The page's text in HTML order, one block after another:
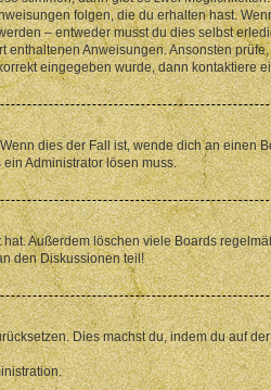
folgen, die du erhalten hast.
– entweder musst du dies selbst
Anweisungen. Ansonsten
eingegeben wurde, dann kontaktiere
dies der Fall ist, wende dich an einen
Administrator lösen muss.
Außerdem löschen viele Boards
den Diskussionen teil!
Dies machst du, indem du auf